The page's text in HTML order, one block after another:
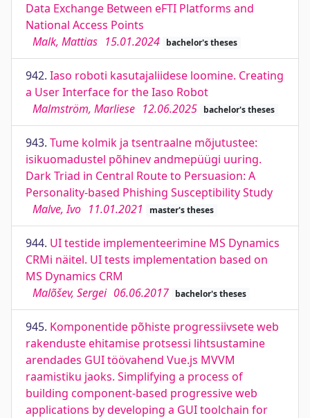
Data Exchange Between eFTI Platforms and
National Access Points
Malk, Mattias 15.01.2024 bachelor's theses
942. Iaso roboti kasutajaliidese loomine. Creating
a User Interface for the Iaso Robot
Malmström, Marliese 12.06.2025 bachelor's theses
943. Tume kolmik ja tsentraalne mõjutustee:
isikuomadustel põhinev andmepüügi uuring.
Dark Triad in Central Route to Persuasion: A
Personality-based Phishing Susceptibility Study
Malve, Ivo 11.01.2021 master's theses
944. UI testide implementeerimine MS Dynamics
CRMi näitel. UI tests implementation based on
MS Dynamics CRM
Malõšev, Sergei 06.06.2017 bachelor's theses
945. Komponentide põhiste progressiivsete web
rakenduste ehitamise protsessi lihtsustamine
arendades GUI töövahend Vue.js MVVM
raamistiku jaoks. Simplifying a process of
building component-based progressive web
applications by developing a GUI toolchain for